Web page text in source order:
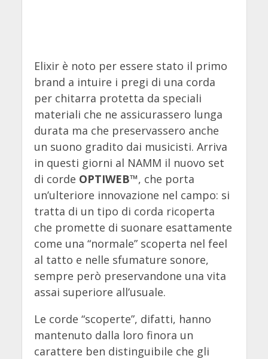
Elixir è noto per essere stato il primo
brand a intuire i pregi di una corda
per chitarra protetta da speciali
materiali che ne assicurassero lunga
durata ma che preservassero anche
un suono gradito dai musicisti. Arriva
in questi giorni al NAMM il nuovo set
di corde OPTIWEB™, che porta
un’ulteriore innovazione nel campo: si
tratta di un tipo di corda ricoperta
che promette di suonare esattamente
come una “normale” scoperta nel feel
al tatto e nelle sfumature sonore,
sempre però preservandone una vita
assai superiore all’usuale.
Le corde “scoperte”, difatti, hanno
mantenuto dalla loro finora un
carattere ben distinguibile che gli